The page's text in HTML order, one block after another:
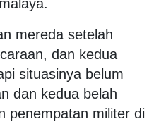
mereda setelah
dan kedua
situasinya belum
dan kedua belah
penempatan militer di